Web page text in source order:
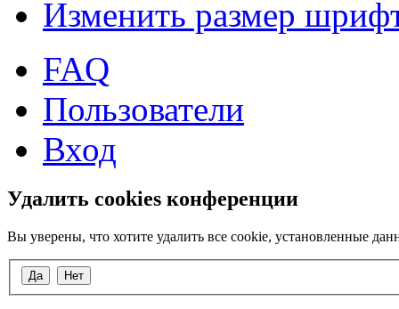
Изменить размер
FAQ
Пользователи
Вход
Удалить cookies конференции
Вы уверены, что хотите удалить все cookie, установленные